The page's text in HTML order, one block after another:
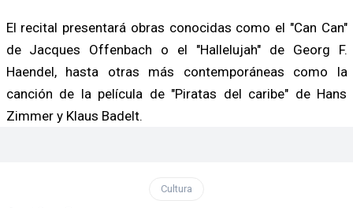
El recital presentará obras conocidas como el "Can Can"
de Jacques Offenbach o el "Hallelujah" de Georg F.
Haendel, hasta otras más contemporáneas como la
canción de la película de "Piratas del caribe" de Hans
Zimmer y Klaus Badelt.
Cultura